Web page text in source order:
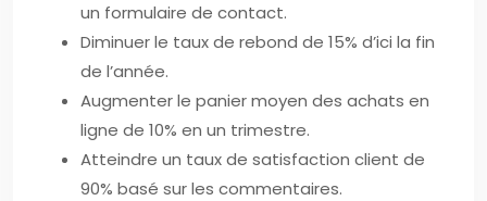
un formulaire de contact.
Diminuer le taux de rebond de 15% d’ici la fin
de l’année.
Augmenter le panier moyen des achats en
ligne de 10% en un trimestre.
Atteindre un taux de satisfaction client de
90% basé sur les commentaires.